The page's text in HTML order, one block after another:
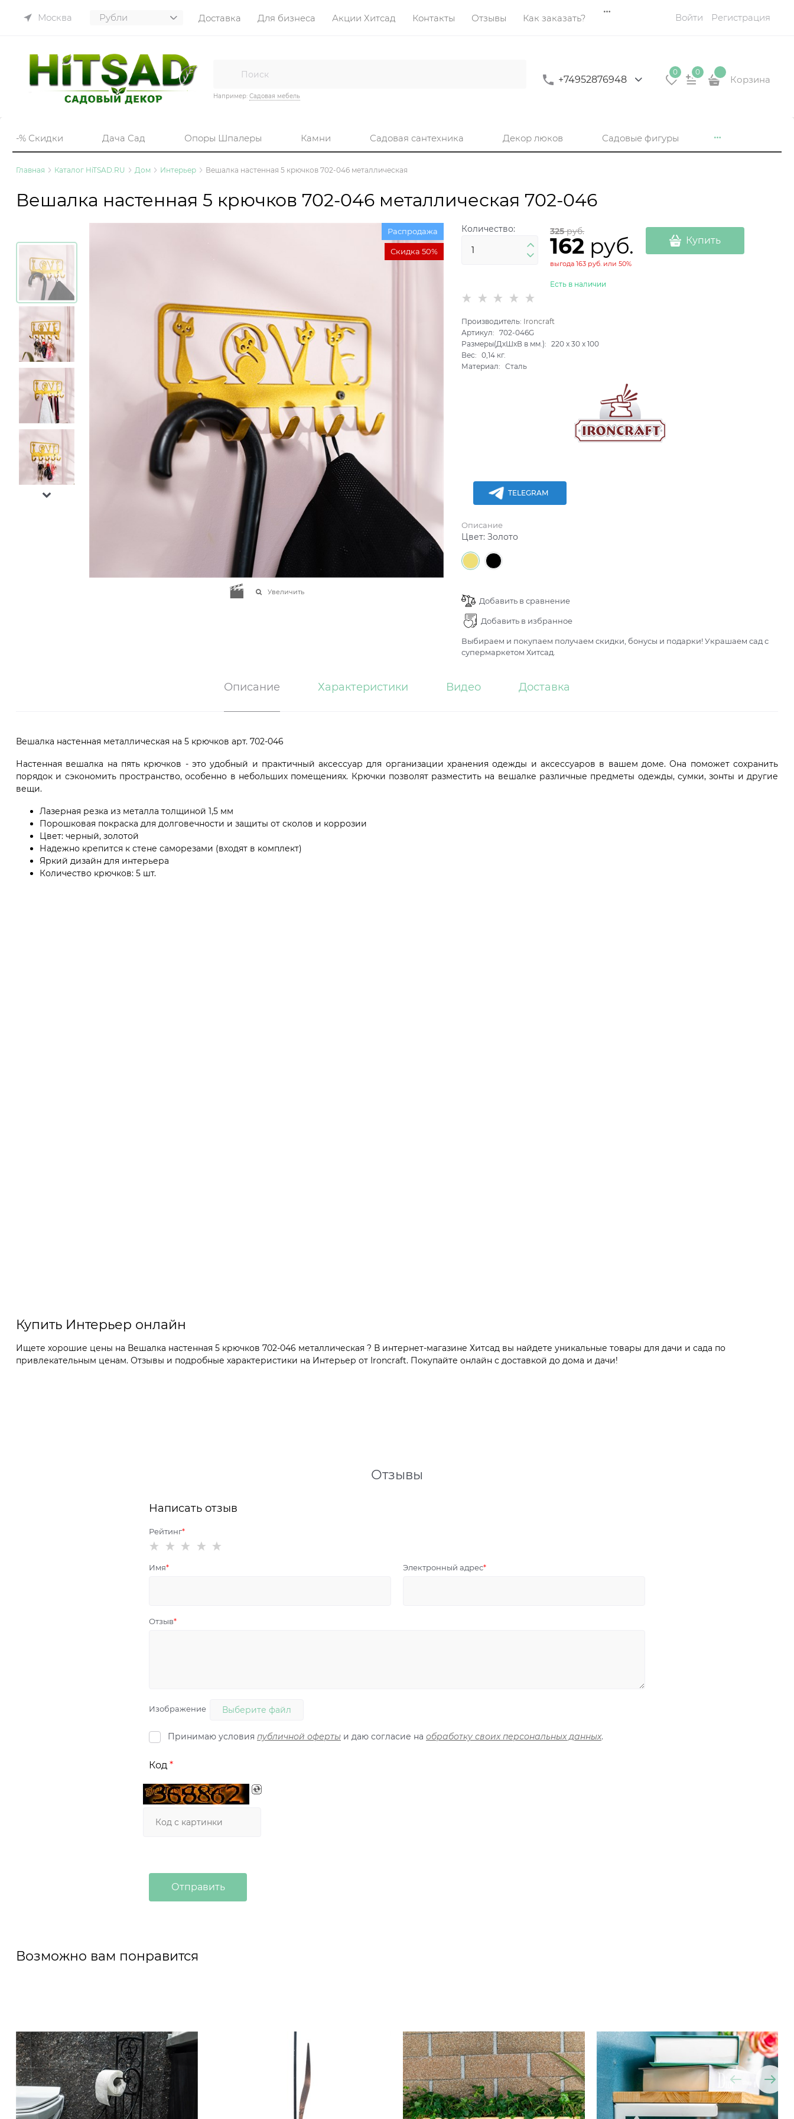
Москва Доставка Для бизнеса Акции Хитсад Контакты Отзывы Как заказать? Войти Регистрация
Например: Садовая мебель
+74952876948
0 0
Корзина
-% Скидки Дача Сад Опоры Шпалеры Камни Садовая сантехника Декор люков Садовые фигуры
Главная Каталог HiTSAD.RU Дом Интерьер Вешалка настенная 5 крючков 702-046 металлическая
Вешалка настенная 5 крючков 702-046 металлическая 702-046
Распродажа
Скидка 50%
Увеличить
Количество: 325 руб.
162 руб.
выгода163 руб. или50%
Есть в наличии
Купить
Производитель: Ironcraft
Артикул:
702-046G
Размеры(ДхШхВ в мм.):
220 x30 x100
Вес:
0,14 кг.
Материал:
Сталь
TELEGRAM
Описание
Цвет:Золото
Добавить в сравнение
Добавить в избранное
Выбираем и покупаем получаем скидки, бонусы и подарки! Украшаем сад с
супермаркетом Хитсад.
Описание Характеристики Видео Доставка
Вешалка настенная металлическая на 5 крючков арт. 702-046
Настенная вешалка на пять крючков - это удобный и практичный аксессуар для организации хранения одежды и аксессуаров в вашем доме. Она поможет сохранить
порядок и сэкономить пространство, особенно в небольших помещениях. Крючки позволят разместить на вешалке различные предметы одежды, сумки, зонты и другие
вещи.
Лазерная резка из металла толщиной 1,5 мм
Порошковая покраска для долговечности и защиты от сколов и коррозии
Цвет: черный, золотой
Надежно крепится к стене саморезами (входят в комплект)
Яркий дизайн для интерьера
Количество крючков: 5 шт.
Купить Интерьер онлайн
Ищете хорошие цены на Вешалка настенная 5 крючков 702-046 металлическая ? В интернет-магазине Хитсад вы найдете уникальные товары для дачи и сада по
привлекательным ценам. Отзывы и подробные характеристики на Интерьер от Ironcraft. Покупайте онлайн с доставкой до дома и дачи!
Отзывы
Написать отзыв
Рейтинг
Имя Электронный адрес
Отзыв
Изображение Выберите файл
Принимаю условия публичной оферты и даю согласие на обработку своих персональных данных.
Код
Возможно вам понравится